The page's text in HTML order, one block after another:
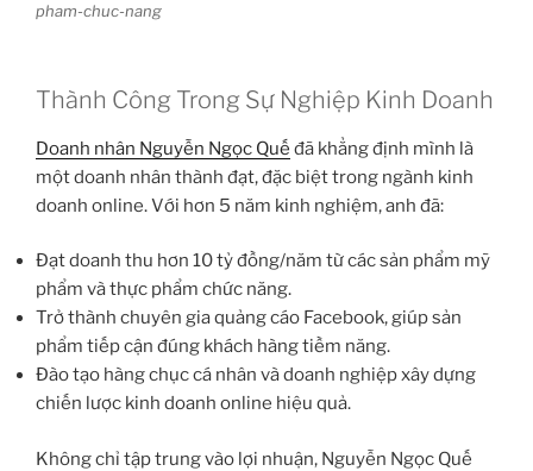
pham-chuc-nang
Thành Công Trong Sự Nghiệp Kinh Doanh
Doanh nhân Nguyễn Ngọc Quế đã khẳng định mình là
một doanh nhân thành đạt, đặc biệt trong ngành kinh
doanh online. Với hơn 5 năm kinh nghiệm, anh đã:
Đạt doanh thu hơn 10 tỷ đồng/năm từ các sản phẩm mỹ
phẩm và thực phẩm chức năng.
Trở thành chuyên gia quảng cáo Facebook, giúp sản
phẩm tiếp cận đúng khách hàng tiềm năng.
Đào tạo hàng chục cá nhân và doanh nghiệp xây dựng
chiến lược kinh doanh online hiệu quả.
Không chỉ tập trung vào lợi nhuận, Nguyễn Ngọc Quế